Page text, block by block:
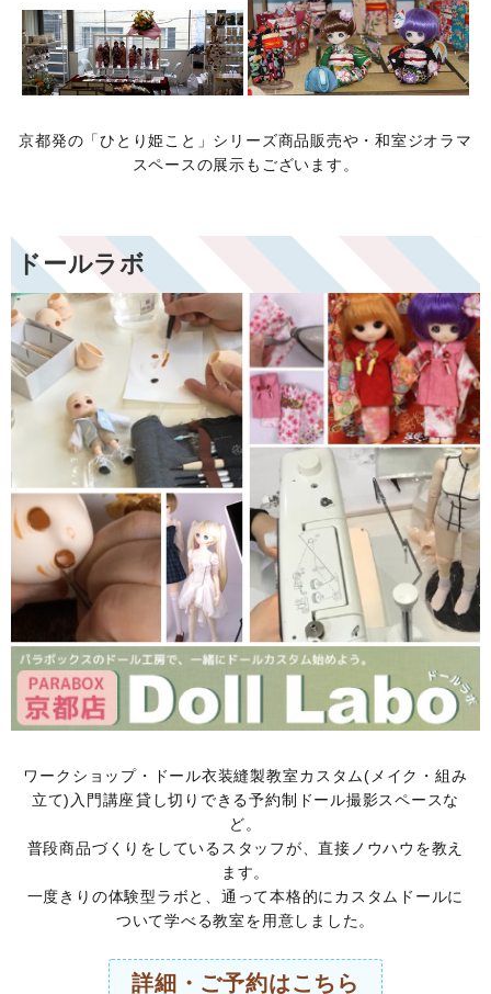
京都発の「ひとり姫こと」シリーズ商品販売や・和室ジオラマ
スペースの展示もございます。
ドールラボ
ワークショップ・ドール衣装縫製教室カスタム(メイク・組み
立て)入門講座貸し切りできる予約制ドール撮影スペースな
ど。
普段商品づくりをしているスタッフが、直接ノウハウを教え
ます。
一度きりの体験型ラボと、通って本格的にカスタムドールに
ついて学べる教室を用意しました。
詳細・ご予約はこちら